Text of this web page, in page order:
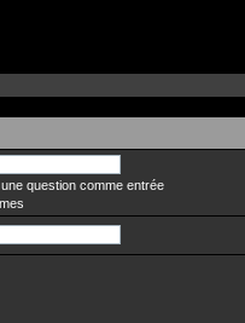
question comme entrée